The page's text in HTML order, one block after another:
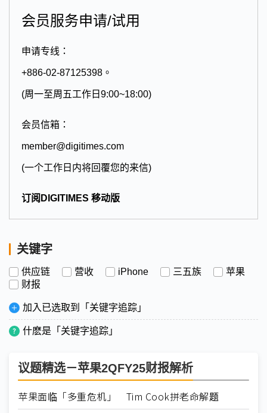
会员服务申请/试用
申请专线：
+886-02-87125398。
(周一至周五工作日9:00~18:00)
会员信箱：
member@digitimes.com
(一个工作日内将回覆您的来信)
订阅DIGITIMES 移动版
关键字
供应链 营收 iPhone 三五族
苹果
财报
加入已选取到「关键字追踪」
什麽是「关键字追踪」
议题精选－苹果2QFY25财报解析
苹果面临「多重危机」 Tim Cook拼老命解题